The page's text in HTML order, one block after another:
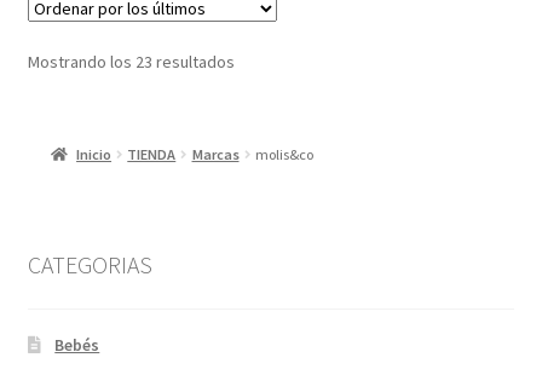
Mostrando los 23 resultadosOrdenado
Inicio TIENDA Marcas molis&co
CATEGORIAS
Bebés